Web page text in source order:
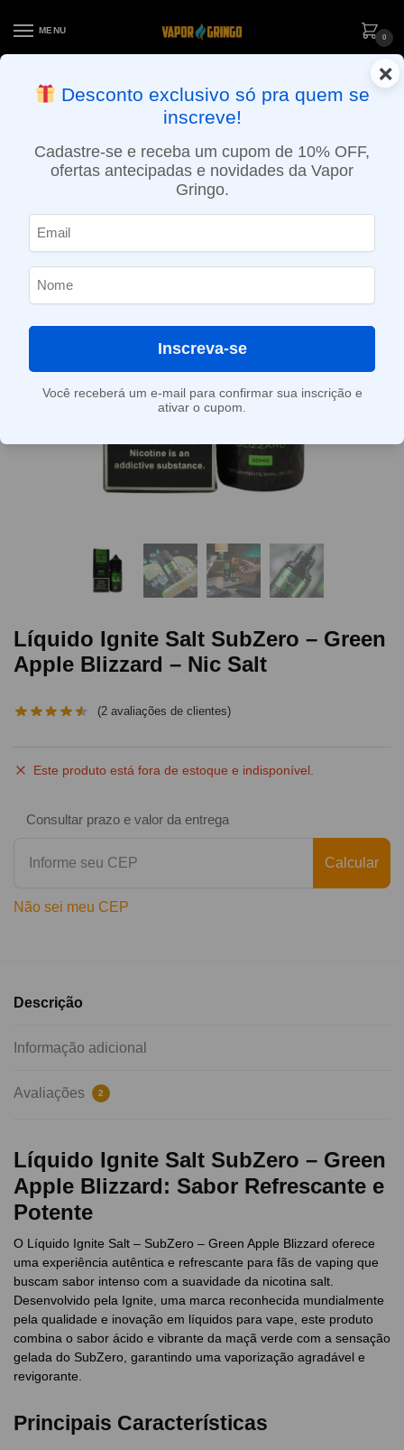
MENU
0
ENTREGA NO MESMO DIA EM SÃO PAULO (SEG A SEX): PEDIDOS
APROVADOS ATÉ 15:30 VIA MOTOBOY
Líquido Ignite Salt SubZero – Green
Apple Blizzard – Nic Salt
(2 avaliações de clientes)
Este produto está fora de estoque e indisponível.
Consultar prazo e valor da entrega
Calcular
Não sei meu CEP
Descrição
Informação adicional
Avaliações 2
Líquido Ignite Salt SubZero – Green
Apple Blizzard: Sabor Refrescante e
Potente
O Líquido Ignite Salt – SubZero – Green Apple Blizzard oferece
uma experiência autêntica e refrescante para fãs de vaping que
buscam sabor intenso com a suavidade da nicotina salt.
Desenvolvido pela Ignite, uma marca reconhecida mundialmente
pela qualidade e inovação em líquidos para vape, este produto
combina o sabor ácido e vibrante da maçã verde com a sensação
gelada do SubZero, garantindo uma vaporização agradável e
revigorante.
Principais Características
×
Desconto exclusivo só pra quem se
inscreve!
Cadastre-se e receba um cupom de 10% OFF,
ofertas antecipadas e novidades da Vapor
Gringo.
Inscreva-se
Você receberá um e-mail para confirmar sua inscrição e
ativar o cupom.